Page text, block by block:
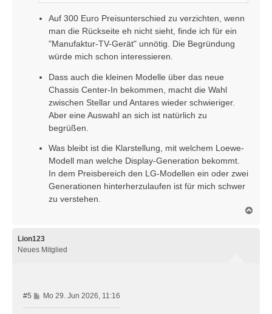
Auf 300 Euro Preisunterschied zu verzichten, wenn
man die Rückseite eh nicht sieht, finde ich für ein
"Manufaktur-TV-Gerät" unnötig. Die Begründung
würde mich schon interessieren.
Dass auch die kleinen Modelle über das neue
Chassis Center-In bekommen, macht die Wahl
zwischen Stellar und Antares wieder schwieriger.
Aber eine Auswahl an sich ist natürlich zu
begrüßen.
Was bleibt ist die Klarstellung, mit welchem Loewe-
Modell man welche Display-Generation bekommt.
In dem Preisbereich den LG-Modellen ein oder zwei
Generationen hinterherzulaufen ist für mich schwer
zu verstehen.
Lion123
Neues Mitglied
#5
B
e
Mo 29. Jun 2026, 11:16